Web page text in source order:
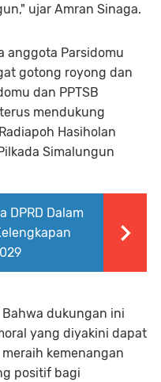
ujar Amran Sinaga.
anggota Parsidomu
gotong royong dan
dan PPTSB
mendukung
Hasiholan
Simalungun
DPRD Dalam
Bahwa dukungan ini
yang diyakini dapat
kemenangan
positif bagi